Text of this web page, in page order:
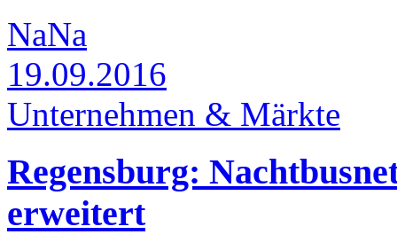
NaNa
19.09.2016
Unternehmen & Märkte
Regensburg:
erweitert